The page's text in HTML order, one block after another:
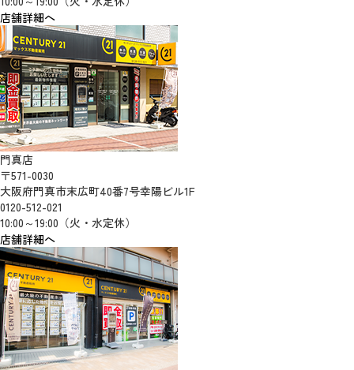
店舗詳細へ
門真店
〒571-0030
大阪府門真市末広町40番7号幸陽ビル1F
0120-512-021
10:00～19:00（火・水定休）
店舗詳細へ